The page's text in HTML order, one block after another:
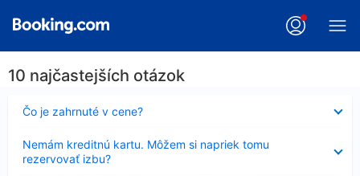
10 najčastejších otázok
Čo je zahrnuté v cene?
Nezobrazuje
sa
Nemám kreditnú kartu. Môžem si napriek tomu
rezervovať izbu?
sa